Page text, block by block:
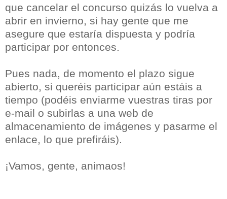
que cancelar el concurso quizás lo vuelva a
abrir en invierno, si hay gente que me
asegure que estaría dispuesta y podría
participar por entonces.
Pues nada, de momento el plazo sigue
abierto, si queréis participar aún estáis a
tiempo (podéis enviarme vuestras tiras por
e-mail o subirlas a una web de
almacenamiento de imágenes y pasarme el
enlace, lo que prefiráis).
¡Vamos, gente, animaos!